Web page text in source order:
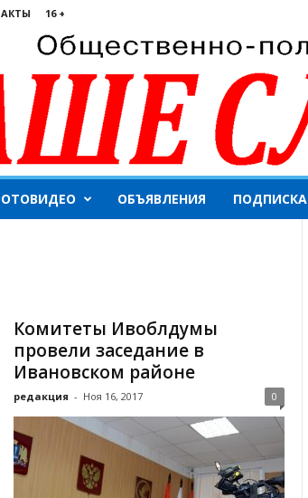
16 +
ОБЪЯВЛЕНИЯ ПОДПИСКА
Комитеты Ивоблдумы
провели заседание в
Ивановском районе
редакция - Ноя 16, 2017 0